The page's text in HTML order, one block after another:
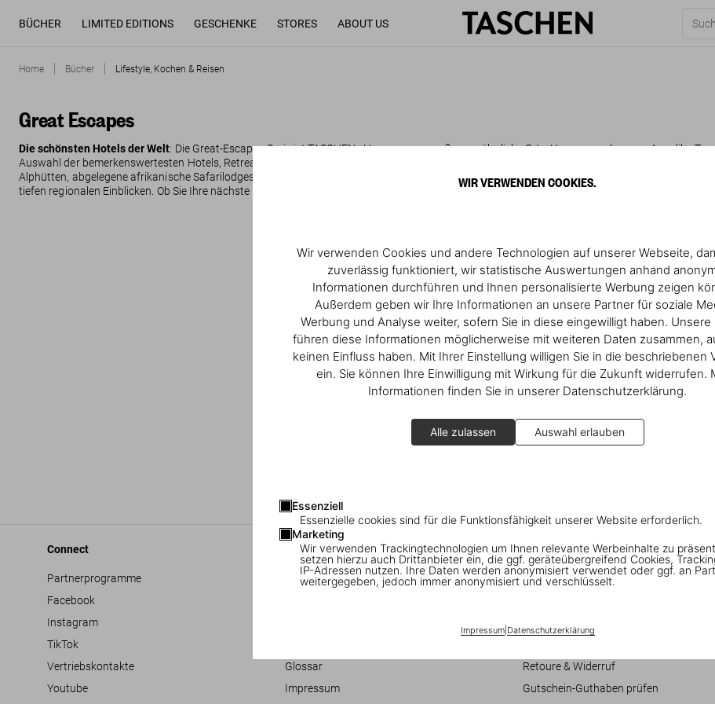
WIR VERWENDEN COOKIES.
Wir verwenden Cookies und andere Technologien auf unserer Webseite,
zuverlässig funktioniert, wir statistische Auswertungen anhand
Informationen durchführen und Ihnen personalisierte Werbung zeigen
Außerdem geben wir Ihre Informationen an unsere Partner für soziale
Werbung und Analyse weiter, sofern Sie in diese eingewilligt haben. Unsere
führen diese Informationen möglicherweise mit weiteren Daten zusammen,
keinen Einfluss haben. Mit Ihrer Einstellung willigen Sie in die beschriebenen
ein. Sie können Ihre Einwilligung mit Wirkung für die Zukunft widerrufen.
Informationen finden Sie in unserer Datenschutzerklärung.
Alle zulassen Auswahl erlauben
Essenziell
Essenzielle cookies sind für die Funktionsfähigkeit unserer Website erforderlich.
Marketing
Wir verwenden Trackingtechnologien um Ihnen relevante Werbeinhalte zu
setzen hierzu auch Drittanbieter ein, die ggf. geräteübergreifend Cookies,
IP-Adressen nutzen. Ihre Daten werden anonymisiert verwendet oder ggf. an
weitergegeben, jedoch immer anonymisiert und verschlüsselt.
Impressum| Datenschutzerklärung
BÜCHER LIMITED EDITIONS GESCHENKE STORES ABOUT US
Home Bücher Lifestyle, Kochen & Reisen
Great Escapes
Die schönsten Hotels der Welt: Die Great-Escapes-Serie ist TASCHENs Hommage an außergewöhnliche Orte. Herausgegeben von Angelika
Auswahl der bemerkenswertesten Hotels, Retreats und Rückzugsorte der Welt. Entdecken Sie sonnenverwöhnte Rückzugsorte auf
Alphütten, abgelegene afrikanische Safarilodges, farbenfrohe lateinamerikanische Haciendas und stille Yoga-Refugien – jedes Ziel
tiefen regionalen Einblicken. Ob Sie Ihre nächste Reise planen oder einfach träumen möchten – die Great-Escapes-Hotelbücher sind Ihr
Connect
Partnerprogramme
Facebook
Instagram
TikTok
Vertriebskontakte
Youtube
Company
Allgemeine Geschäftsbedingungen
Glossar
Impressum
Verbraucherinformationen
Chat
Retoure & Widerruf
Gutschein-Guthaben prüfen